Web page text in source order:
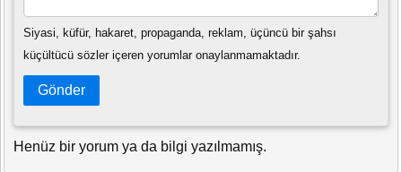
Siyasi, küfür, hakaret, propaganda, reklam, üçüncü bir şahsı
küçültücü sözler içeren yorumlar onaylanmamaktadır.
Gönder
Henüz bir yorum ya da bilgi yazılmamış.